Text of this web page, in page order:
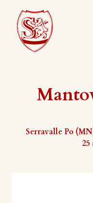
Serravalle Po
25